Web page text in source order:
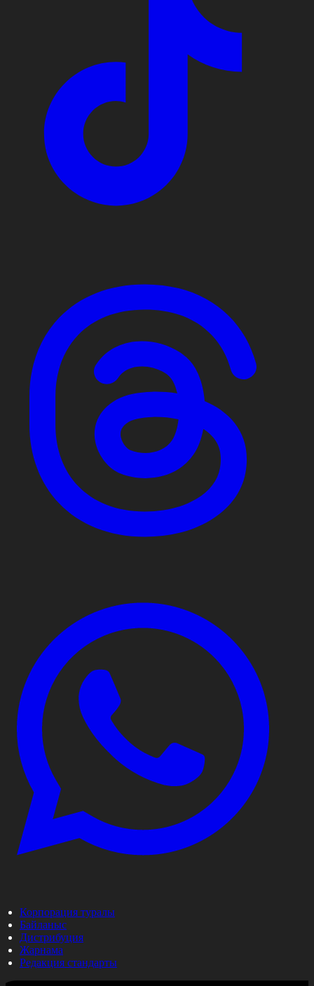
Корпорация туралы
Байланыс
Дистрибуция
Жарнама
Редакция стандарты